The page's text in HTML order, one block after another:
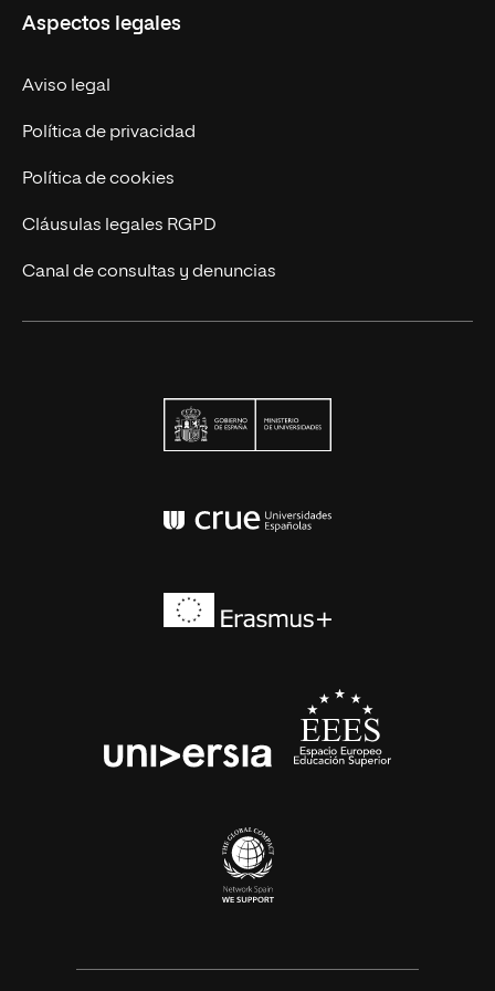
Trabaja en UNIR
Actualidad
Contáctanos
Aspectos legales
Aviso legal
Política de privacidad
Política de cookies
Cláusulas legales RGPD
Canal de consultas y denuncias